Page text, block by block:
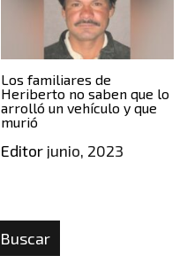
Los familiares de
Heriberto no saben que lo
arrolló un vehículo y que
murió
Editorjunio, 2023
Buscar